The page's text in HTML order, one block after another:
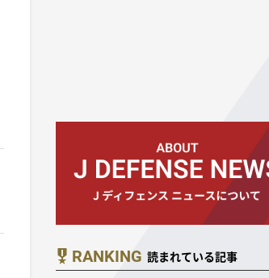
RANKING 読まれている記事